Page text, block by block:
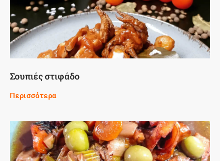
Σουπιές στιφάδο
Περισσότερα